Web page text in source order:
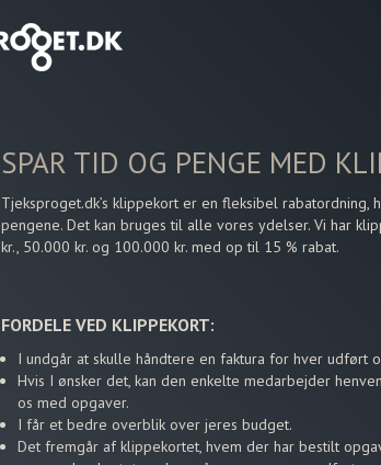
SPAR TID OG PENGE MED
Tjeksproget.dk’s klippekort er en fleksibel rabatordning,
pengene. Det kan bruges til alle vores ydelser. Vi har
kr., 50.000 kr. og 100.000 kr. med op til 15 % rabat.
FORDELE VED KLIPPEKORT:
I undgår at skulle håndtere en faktura for hver udført
Hvis I ønsker det, kan den enkelte medarbejder
os med opgaver.
I får et bedre overblik over jeres budget.
Det fremgår af klippekortet, hvem der har bestilt